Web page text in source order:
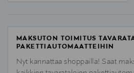
MAKSUTON TOIMITUS
PAKETTIAUTOMAATTEIHIN
Nyt kannattaa shoppailla! Saat